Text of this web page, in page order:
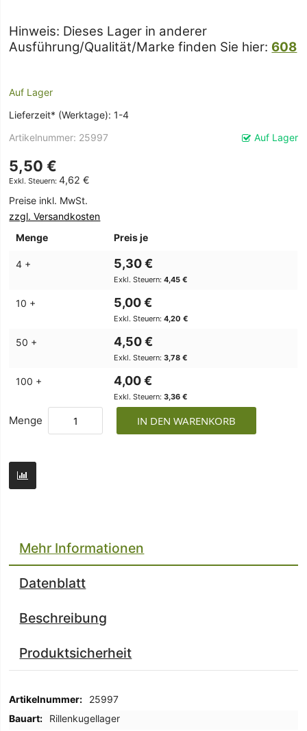
Hinweis: Dieses Lager in anderer
Ausführung/Qualität/Marke finden Sie hier: 608
Auf Lager
Lieferzeit* (Werktage): 1-4
Auf Lager
Artikelnummer 25997
5,50 €
4,62 €
Preise inkl. MwSt.
zzgl. Versandkosten
Menge
Preis je
4 + 5,30 €
4,45 €
10 + 5,00 €
4,20 €
50 + 4,50 €
3,78 €
100 + 4,00 €
3,36 €
Menge IN DEN WARENKORB
Mehr Informationen
Datenblatt
Beschreibung
Produktsicherheit
Mehr
Informationen
25997
Rillenkugellager